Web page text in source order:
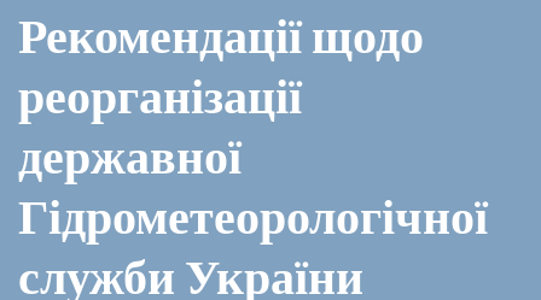
Рекомендації щодо
реорганізації
державної
Гідрометеорологічної
служби України